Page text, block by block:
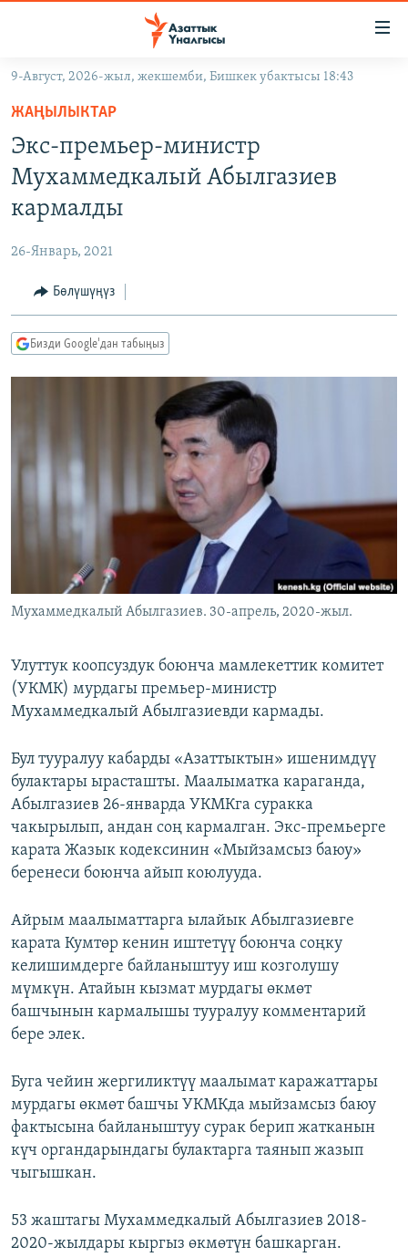
Навигацияга
өтүңүз
Издөөгө
салыңызКЫРГЫЗСТАН
МАДАНИЯТ
УКРАИНА
ТВ ПРОГРАММАЛАР
БҮГҮН АЗАТТЫКТА
АЗАТТЫК+
ПОДКАСТ
Русский
ЭЕ/АРнун бардык сайттары
9-Август, 2026-жыл, жекшемби, Бишкек убактысы 18:43
ЖАҢЫЛЫКТАР
Экс-премьер-министр
Мухаммедкалый Абылгазиев
кармалды
26-Январь, 2021
Бөлүшүңүз
Бизди Google'дан табыңыз
Мухаммедкалый Абылгазиев. 30-апрель, 2020-жыл.
Улуттук коопсуздук боюнча мамлекеттик комитет
(УКМК) мурдагы премьер-министр
Мухаммедкалый Абылгазиевди кармады.
Бул тууралуу кабарды «Азаттыктын» ишенимдүү
булактары ырасташты. Маалыматка караганда,
Абылгазиев 26-январда УКМКга суракка
чакырылып, андан соң кармалган. Экс-премьерге
карата Жазык кодексинин «Мыйзамсыз баюу»
беренеси боюнча айып коюлууда.
Айрым маалыматтарга ылайык Абылгазиевге
карата Кумтөр кенин иштетүү боюнча соңку
келишимдерге байланыштуу иш козголушу
мүмкүн. Атайын кызмат мурдагы өкмөт
башчынын кармалышы тууралуу комментарий
бере элек.
Буга чейин жергиликтүү маалымат каражаттары
мурдагы өкмөт башчы УКМКда мыйзамсыз баюу
фактысына байланыштуу сурак берип жатканын
күч органдарындагы булактарга таянып жазып
чыгышкан.
53 жаштагы Мухаммедкалый Абылгазиев 2018-
2020-жылдары кыргыз өкмөтүн башкарган.